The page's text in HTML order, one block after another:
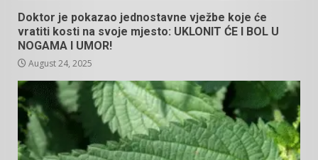
Doktor je pokazao jednostavne vježbe koje će
vratiti kosti na svoje mjesto: UKLONIT ĆE I BOL U
NOGAMA I UMOR!
August 24, 2025